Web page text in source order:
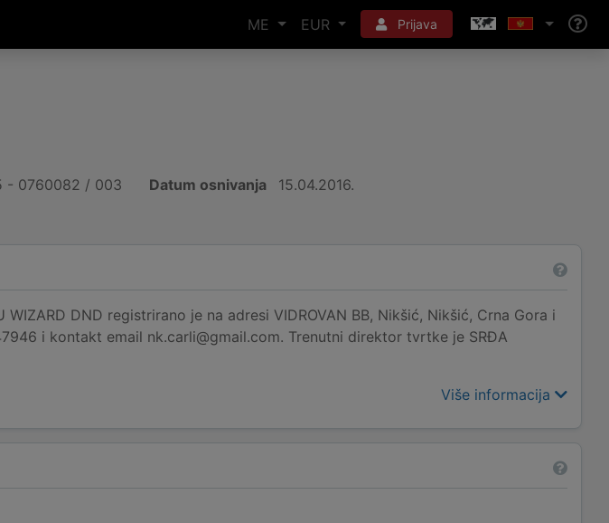
ME EUR Prijava
- 0760082 / 003 Datum osnivanja 15.04.2016.
WIZARD DND registrirano je na adresi VIDROVAN BB, Nikšić, Nikšić, Crna Gora i
i kontakt email nk.carli@gmail.com. Trenutni direktor tvrtke je SRĐA
Više informacija